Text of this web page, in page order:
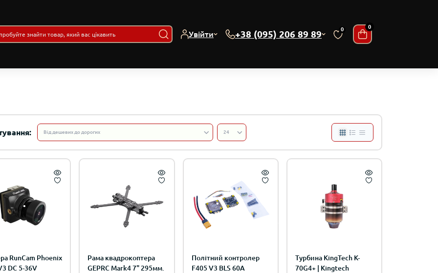
моделі 1:43 |
№№1-280 |
моделі 1:43 |
Увійти +38 (095) 206 89 89 0 0
RunCam Phoenix
DC 5-36V
Рама квадрокоптера
GEPRC Mark4 7" 295мм.
Політний контролер
F405 V3 BLS 60A
Турбина KingTech K-
70G4+ | Kingtech